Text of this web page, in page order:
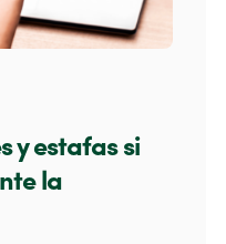
y estafas si
la